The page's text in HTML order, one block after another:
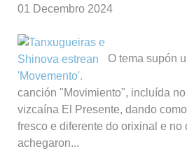
01 Decembro 2024
O tema supón
canción "Movimiento", incluída
vizcaína El Presente, dando
fresco e diferente do orixinal e no
achegaron...